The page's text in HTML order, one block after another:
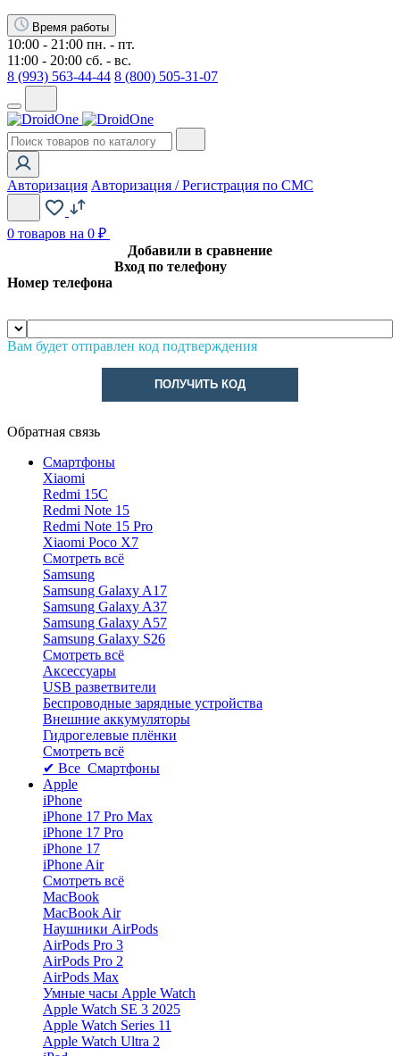
Время работы
10:00 - 21:00 пн. - пт.
11:00 - 20:00 сб. - вс.
8 (993) 563-44-44 8 (800) 505-31-07
Авторизация Авторизация / Регистрация по СМС
0 товаров на 0 ₽
Добавили в сравнение
Вход по телефону
Номер телефона
Вам будет отправлен код подтверждения
ПОЛУЧИТЬ КОД
Обратная связь
Смартфоны
Xiaomi
Redmi 15C
Redmi Note 15
Redmi Note 15 Pro
Xiaomi Poco X7
Смотреть всё
Samsung
Samsung Galaxy A17
Samsung Galaxy A37
Samsung Galaxy A57
Samsung Galaxy S26
Смотреть всё
Аксессуары
USB разветвители
Беспроводные зарядные устройства
Внешние аккумуляторы
Гидрогелевые плёнки
Смотреть всё
✔ Все Смартфоны
Apple
iPhone
iPhone 17 Pro Max
iPhone 17 Pro
iPhone 17
iPhone Air
Смотреть всё
MacBook
MacBook Air
Наушники AirPods
AirPods Pro 3
AirPods Pro 2
AirPods Max
Умные часы Apple Watch
Apple Watch SE 3 2025
Apple Watch Series 11
Apple Watch Ultra 2